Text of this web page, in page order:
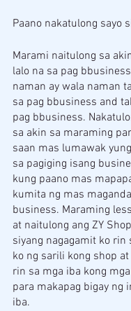
Paano nakatulong sayo
Marami naitulong sa
lalo na sa pag
naman ay wala naman
sa pag bbusiness and
pag bbusiness.
sa akin sa maraming
saan mas lumawak
sa pagiging isang
kung paano mas
kumita ng mas
business. Maraming
at naitulong ang ZY
siyang nagagamit ko rin
ko ng sarili kong shop
rin sa mga iba kong
para makapag bigay ng
iba.